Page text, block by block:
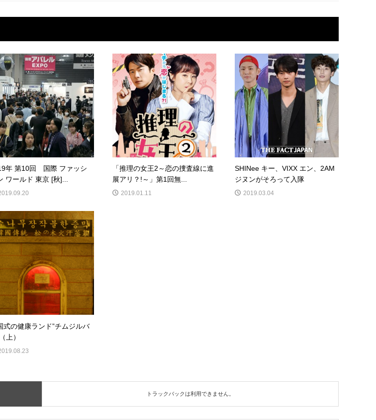
年 第10回 国際 ファッシ
ワールド 東京 [秋]...
「推理​の女王2～恋の捜査線に進
展アリ？!～」第​1回無...
2019.01.11
SHINee キー、VIXX エン、2AM
ジヌンがそろって入隊
2019.03.04
式の健康ランド”チムジルバ
上）
トラックバックは利用できません。